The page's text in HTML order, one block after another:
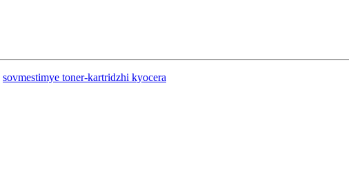
sovmestimye toner-kartridzhi kyocera